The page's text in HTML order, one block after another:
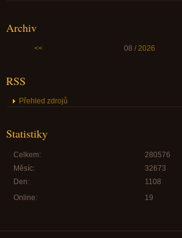
Archiv
<< 08 / 2026
RSS
Přehled zdrojů
Statistiky
Online: 19
Celkem:
280576
Měsíc:
32673
Den:
1108